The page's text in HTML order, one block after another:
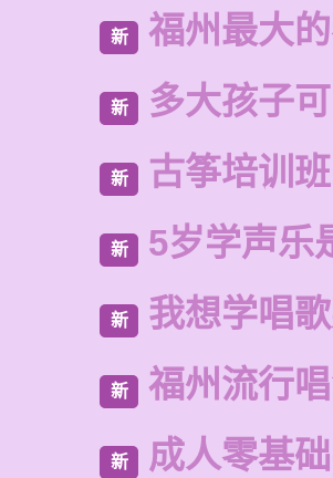
新 福州最大
新 多大孩子
新 古筝培训
新 5岁学声乐
新 我想学唱
新 福州流行
新 成人零基